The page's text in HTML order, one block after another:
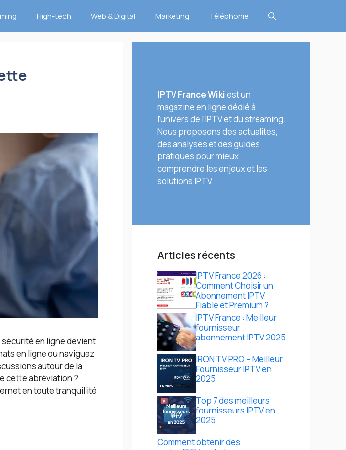
High-tech Web & Digital Marketing Téléphonie
sécurité en ligne devient
en ligne ou naviguez
autour de la
cette abréviation ?
en toute tranquillité
IPTV France Wikiest un
magazine en ligne dédié à
l'univers de l'IPTV et du streaming.
Nous proposons des actualités,
des analyses et des guides
pratiques pour mieux
comprendre les enjeux et les
solutions IPTV.
Articles récents
IPTV France 2026 :
Comment Choisir un
Abonnement IPTV
Fiable et Premium ?
IPTV France : Meilleur
fournisseur
abonnement IPTV 2025
IRON TV PRO – Meilleur
Fournisseur IPTV en
2025
Top 7 des meilleurs
fournisseurs IPTV en
2025
Comment obtenir des